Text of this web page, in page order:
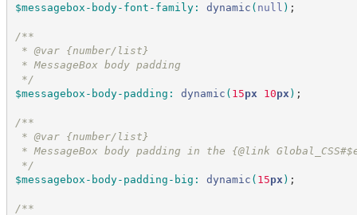
$messagebox-body-font-family: dynamic ( null ) ;
/**
* @var {number/list}
* MessageBox body padding
*/
$messagebox-body-padding : dynamic ( 15px 10px ) ;
/**
* @var {number/list}
* MessageBox body padding in the {@link
*/
$messagebox-body-padding-big : dynamic ( 15px ) ;
/**